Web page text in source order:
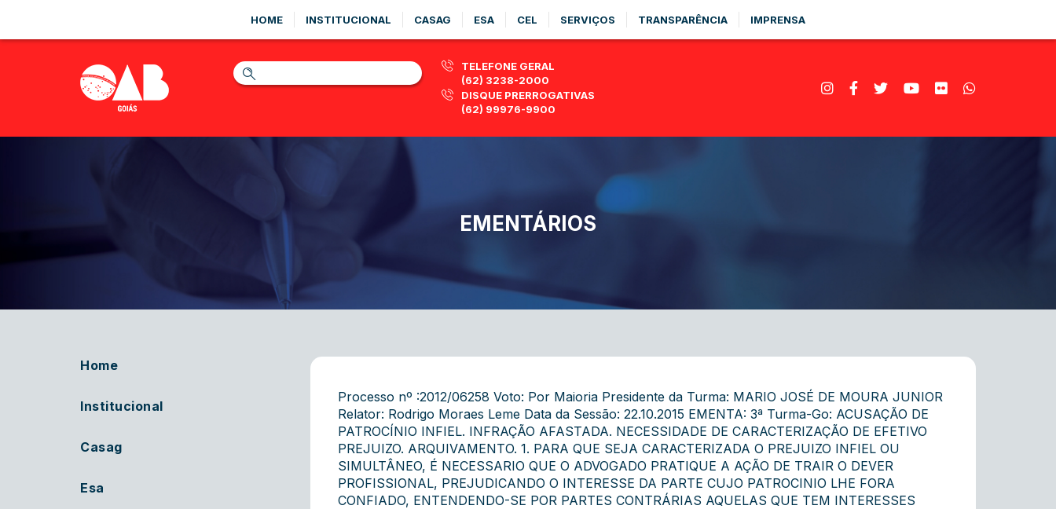
HOME INSTITUCIONAL CASAG ESA CEL SERVIÇOS TRANSPARÊNCIA IMPRENSA
TELEFONE GERAL
(62) 3238-2000
DISQUE PRERROGATIVAS
(62) 99976-9900
EMENTÁRIOS
Home
Institucional
Casag
Esa
Processo nº :2012/06258 Voto: Por Maioria Presidente da Turma: MARIO JOSÉ DE MOURA JUNIOR
Relator: Rodrigo Moraes Leme Data da Sessão: 22.10.2015 EMENTA: 3ª Turma-Go: ACUSAÇÃO DE
PATROCÍNIO INFIEL. INFRAÇÃO AFASTADA. NECESSIDADE DE CARACTERIZAÇÃO DE EFETIVO
PREJUIZO. ARQUIVAMENTO. 1. PARA QUE SEJA CARACTERIZADA O PREJUIZO INFIEL OU
SIMULTÂNEO, É NECESSARIO QUE O ADVOGADO PRATIQUE A AÇÃO DE TRAIR O DEVER
PROFISSIONAL, PREJUDICANDO O INTERESSE DA PARTE CUJO PATROCINIO LHE FORA
CONFIADO, ENTENDENDO-SE POR PARTES CONTRÁRIAS AQUELAS QUE TEM INTERESSES